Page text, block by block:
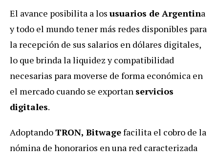
El avance posibilita a los usuarios de Argentina
y todo el mundo tener más redes disponibles para
la recepción de sus salarios en dólares digitales,
lo que brinda la liquidez y compatibilidad
necesarias para moverse de forma económica en
el mercado cuando se exportan servicios
digitales.
AdoptandoTRON, Bitwagefacilita el cobro de la
nómina de honorarios en una red caracterizada